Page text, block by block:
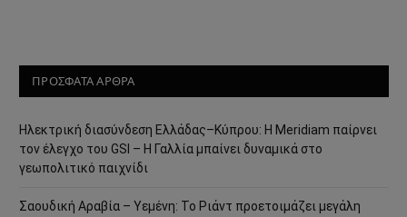
ΠΡΟΣΦΑΤΑ ΑΡΘΡΑ
Ηλεκτρική διασύνδεση Ελλάδας–Κύπρου: Η Meridiam παίρνει
τον έλεγχο του GSI – Η Γαλλία μπαίνει δυναμικά στο
γεωπολιτικό παιχνίδι
Σαουδική Αραβία – Υεμένη: Το Ριάντ προετοιμάζει μεγάλη